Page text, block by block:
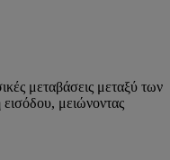
μεταβάσεις μεταξύ των
μειώνοντας